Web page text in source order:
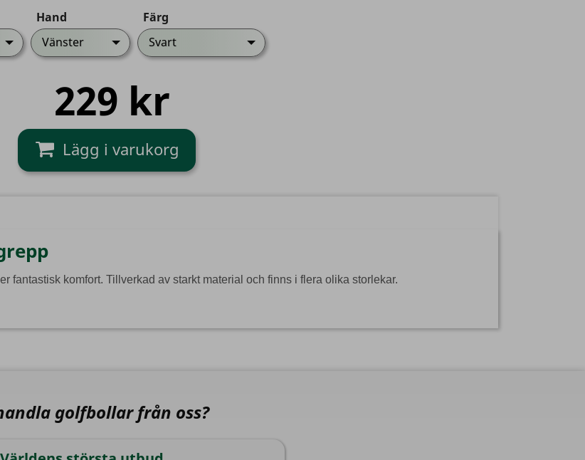
Hand
Vänster
Färg
Svart
229 kr
fantastisk komfort. Tillverkad av starkt material och finns i flera olika storlekar.
golfbollar från oss?